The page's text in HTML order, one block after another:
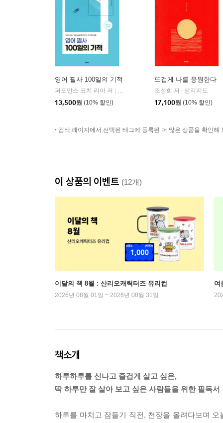
영어 필사 100일의 기적
퍼포먼스 코치 리아 저
넥서스
13,500원 (10% 할인)
뜨겁게 나를 응원한다
조성희 저
생각지도
17,100원 (10% 할인)
검색 페이지에서 선택된 태그에 등록된 더 많은 상품을 확인해
이 상품의 이벤트 (12개)
이달의 책 8월 : 산리오캐릭터즈 유리컵
2026년 08월 01일 ~ 2026년 08월 31일
여
책소개
하루하루를 신나고 즐겁게 살고 싶은,
딱 하루만 잘 살아 보고 싶은 사람들을 위한 필독서
하루를 마치고 잠들기 직전, 천장을 올려다보며